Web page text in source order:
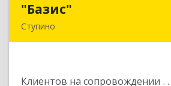
"Базис"
Ступино
Клиентов на сопровождении